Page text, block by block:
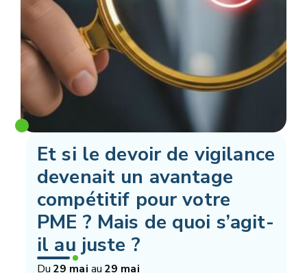
Et si le devoir de vigilance
devenait un avantage
compétitif pour votre
PME ? Mais de quoi s’agit-
il au juste ?
Du 29 mai au 29 mai